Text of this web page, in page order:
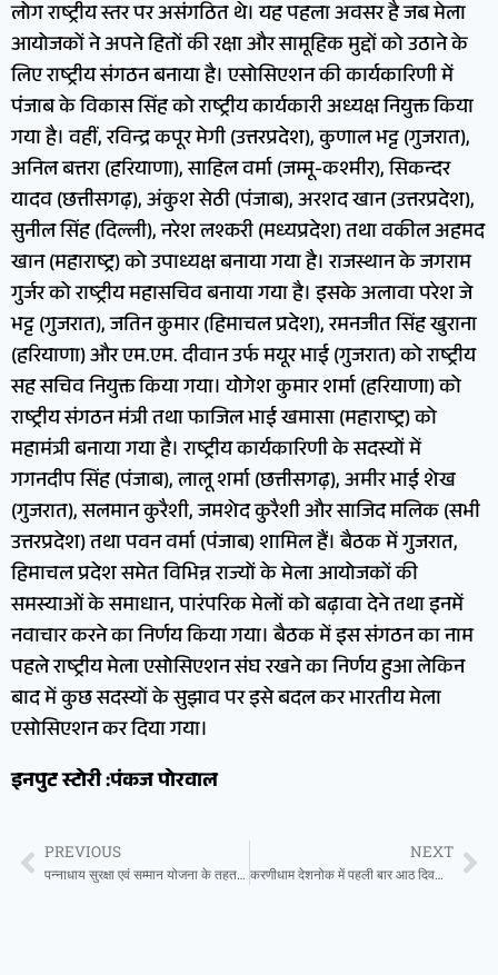
लोग राष्ट्रीय स्तर पर असंगठित थे। यह पहला अवसर है जब मेला
आयोजकों ने अपने हितों की रक्षा और सामूहिक मुद्दों को उठाने के
लिए राष्ट्रीय संगठन बनाया है। एसोसिएशन की कार्यकारिणी में
पंजाब के विकास सिंह को राष्ट्रीय कार्यकारी अध्यक्ष नियुक्त किया
गया है। वहीं, रविन्द्र कपूर मेगी (उत्तरप्रदेश), कुणाल भट्ट (गुजरात),
अनिल बत्तरा (हरियाणा), साहिल वर्मा (जम्मू-कश्मीर), सिकन्दर
यादव (छत्तीसगढ़), अंकुश सेठी (पंजाब), अरशद खान (उत्तरप्रदेश),
सुनील सिंह (दिल्ली), नरेश लश्करी (मध्यप्रदेश) तथा वकील अहमद
खान (महाराष्ट्र) को उपाध्यक्ष बनाया गया है। राजस्थान के जगराम
गुर्जर को राष्ट्रीय महासचिव बनाया गया है। इसके अलावा परेश जे
भट्ट (गुजरात), जतिन कुमार (हिमाचल प्रदेश), रमनजीत सिंह खुराना
(हरियाणा) और एम.एम. दीवान उर्फ मयूर भाई (गुजरात) को राष्ट्रीय
सह सचिव नियुक्त किया गया। योगेश कुमार शर्मा (हरियाणा) को
राष्ट्रीय संगठन मंत्री तथा फाजिल भाई खमासा (महाराष्ट्र) को
महामंत्री बनाया गया है। राष्ट्रीय कार्यकारिणी के सदस्यों में
गगनदीप सिंह (पंजाब), लालू शर्मा (छत्तीसगढ़), अमीर भाई शेख
(गुजरात), सलमान कुरैशी, जमशेद कुरैशी और साजिद मलिक (सभी
उत्तरप्रदेश) तथा पवन वर्मा (पंजाब) शामिल हैं। बैठक में गुजरात,
हिमाचल प्रदेश समेत विभिन्न राज्यों के मेला आयोजकों की
समस्याओं के समाधान, पारंपरिक मेलों को बढ़ावा देने तथा इनमें
नवाचार करने का निर्णय किया गया। बैठक में इस संगठन का नाम
पहले राष्ट्रीय मेला एसोसिएशन संघ रखने का निर्णय हुआ लेकिन
बाद में कुछ सदस्यों के सुझाव पर इसे बदल कर भारतीय मेला
एसोसिएशन कर दिया गया।
इनपुट स्टोरी :पंकज पोरवाल
PREVIOUS
पन्नाधाय सुरक्षा एवं सम्मान योजना के तहत आवेदन पत्र आमंत्रित
NEXT
करणीधाम देशनोक में पहली बार आठ दिवसीय आवड़ कथा का आयोजन